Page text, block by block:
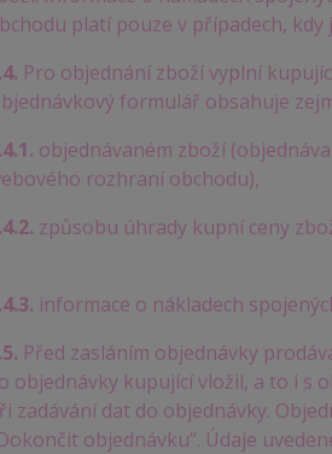
platí pouze v případech,
Pro objednání zboží vyplní
formulář obsahuje
objednávaném zboží
rozhraní obchodu),
způsobu úhrady kupní ceny
informace o nákladech
Před zasláním objednávky
objednávky kupující vložil, a to i s
zadávání dat do objednávky.
objednávku“. Údaje